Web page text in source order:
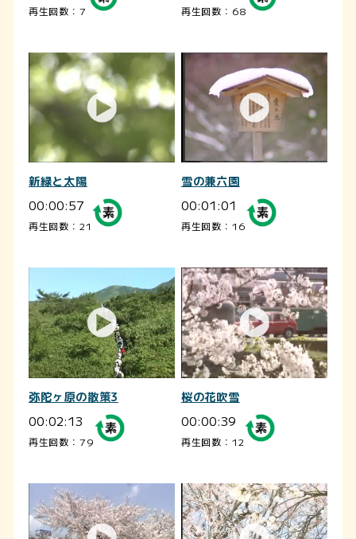
再生回数：7 再生回数：68
新緑と太陽
00:00:57
再生回数：21
雪の兼六園
00:01:01
再生回数：16
弥陀ヶ原の散策3
00:02:13
再生回数：79
桜の花吹雪
00:00:39
再生回数：12